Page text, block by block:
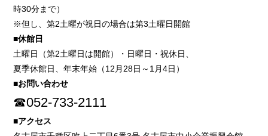
時30分まで）
※但し、第2土曜が祝日の場合は第3土曜日開館
■休館日
土曜日（第2土曜日は開館）・日曜日・祝休日、
夏季休館日、年末年始（12月28日～1月4日）
■お問い合わせ
☎052-733-2111
■アクセス